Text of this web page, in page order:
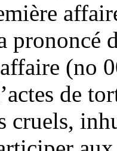
prononcé
(no
de
cruels,